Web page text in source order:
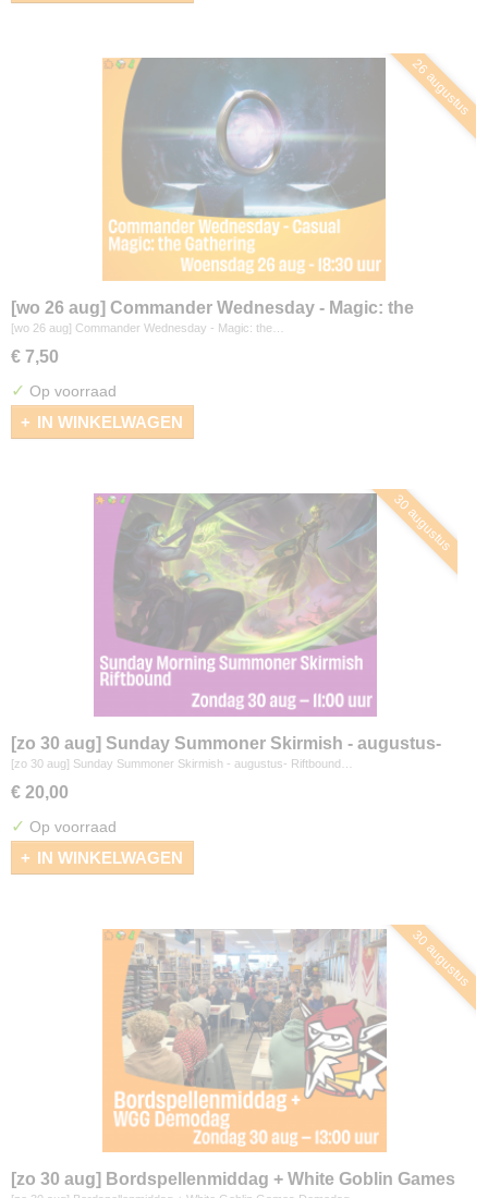
26 augustus
[wo 26 aug] Commander Wednesday - Magic: the
Gathering
[wo 26 aug] Commander Wednesday - Magic: the…
€ 7,50
✓ Op voorraad
IN WINKELWAGEN
30 augustus
[zo 30 aug] Sunday Summoner Skirmish - augustus-
Riftbound
[zo 30 aug] Sunday Summoner Skirmish - augustus- Riftbound…
€ 20,00
✓ Op voorraad
IN WINKELWAGEN
30 augustus
[zo 30 aug] Bordspellenmiddag + White Goblin Games